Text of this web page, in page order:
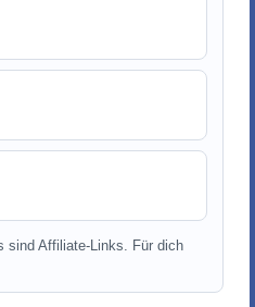
sind Affiliate-Links. Für dich